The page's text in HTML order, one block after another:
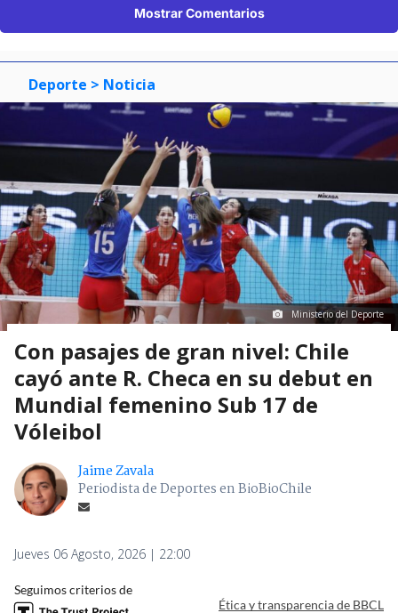
Mostrar Comentarios
Deporte > Noticia
Ministerio del Deporte
Con pasajes de gran nivel: Chile
cayó ante R. Checa en su debut en
Mundial femenino Sub 17 de
Vóleibol
Jaime Zavala
Periodista de Deportes en BioBioChile
Jueves 06 Agosto, 2026 | 22:00
Seguimos criterios de
Ética y transparencia de BBCL